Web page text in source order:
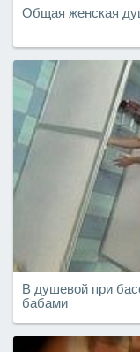
Общая женская
В душевой при
бабами